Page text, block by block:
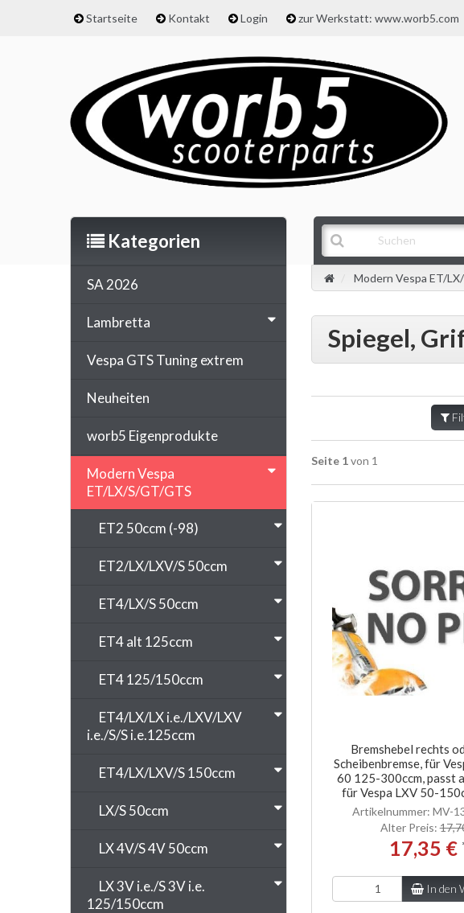
Startseite Kontakt Login zur Werkstatt: www.worb5.com
Modern Vespa ET/
Spiegel,
Seite 1von 1
Bremshebel rechts
Scheibenbremse, für
60 125-300ccm, passt
für Vespa LXV 50-
Artikelnummer: MV-
Alter Preis:
17,35 €
In den
Kategorien
SA 2026
Lambretta
Vespa GTS Tuning extrem
Neuheiten
worb5 Eigenprodukte
Modern Vespa
ET/LX/S/GT/GTS
ET2 50ccm (-98)
ET2/LX/LXV/S 50ccm
ET4/LX/S 50ccm
ET4 alt 125ccm
ET4 125/150ccm
ET4/LX/LX i.e./LXV/LXV
i.e./S/S i.e.125ccm
ET4/LX/LXV/S 150ccm
LX/S 50ccm
LX 4V/S 4V 50ccm
LX 3V i.e./S 3V i.e.
125/150ccm